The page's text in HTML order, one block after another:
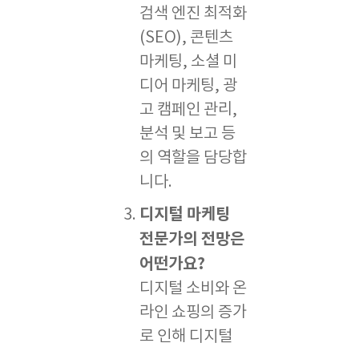
검색 엔진 최적화
(SEO), 콘텐츠
마케팅, 소셜 미
디어 마케팅, 광
고 캠페인 관리,
분석 및 보고 등
의 역할을 담당합
니다.
디지털 마케팅
전문가의 전망은
어떤가요?
디지털 소비와 온
라인 쇼핑의 증가
로 인해 디지털